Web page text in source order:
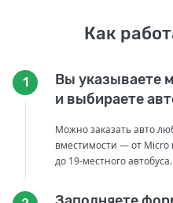
Как
1
Вы указываете
и выбираете
Можно заказать авто
вместимости — от Micro
до 19-местного автобуса.